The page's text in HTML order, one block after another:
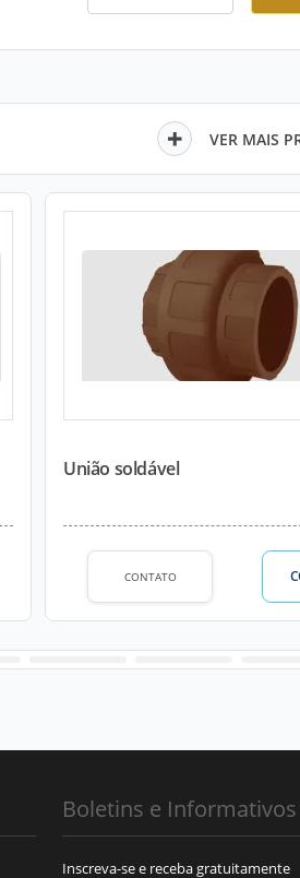
VER MAIS
União soldável
CONTATO
Boletins e Informativos
Inscreva-se e receba gratuitamente